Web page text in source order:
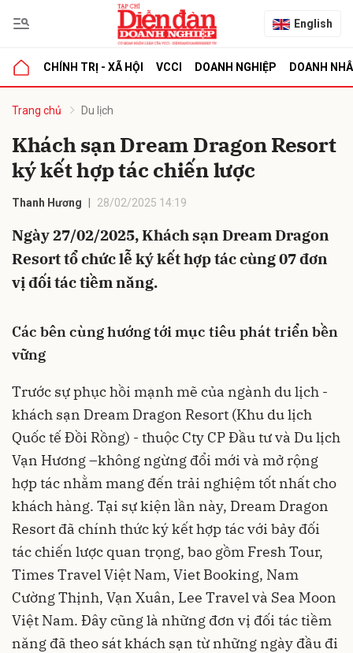
English
CHÍNH TRỊ - XÃ HỘI VCCI DOANH NGHIỆP DOANH
Trang chủ Du lịch
Khách sạn Dream Dragon Resort
ký kết hợp tác chiến lược
Thanh Hương 28/02/2025 14:19
Ngày 27/02/2025, Khách sạn Dream Dragon
Resort tổ chức lễ ký kết hợp tác cùng 07 đơn
vị đối tác tiềm năng.
Các bên cùng hướng tới mục tiêu phát triển bền
vững
Trước sự phục hồi mạnh mẽ của ngành du lịch -
khách sạn Dream Dragon Resort (Khu du lịch
Quốc tế Đồi Rồng) - thuộc Cty CP Đầu tư và Du lịch
Vạn Hương –không ngừng đổi mới và mở rộng
hợp tác nhằm mang đến trải nghiệm tốt nhất cho
khách hàng. Tại sự kiện lần này, Dream Dragon
Resort đã chính thức ký kết hợp tác với bảy đối
tác chiến lược quan trọng, bao gồm Fresh Tour,
Times Travel Việt Nam, Viet Booking, Nam
Cường Thịnh, Vạn Xuân, Lee Travel và Sea Moon
Việt Nam. Đây cũng là những đơn vị đối tác tiềm
năng đã theo sát khách sạn từ những ngày đầu đi
luận
Hủy